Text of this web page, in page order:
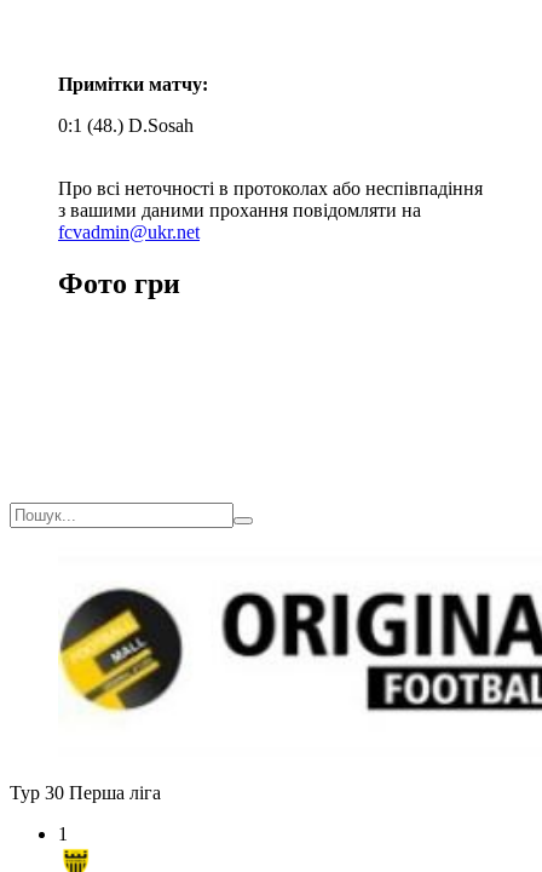
Примітки матчу:
0:1 (48.) D.Sosah
Про всі неточності в протоколах або неспівпадіння
з вашими даними прохання повідомляти на
fcvadmin@ukr.net
Фото гри
Тур 30 Перша ліга
1